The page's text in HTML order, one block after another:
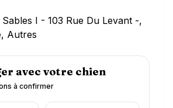
I - 103 Rue Du Levant -,
Autres
avec votre chien
à confirmer